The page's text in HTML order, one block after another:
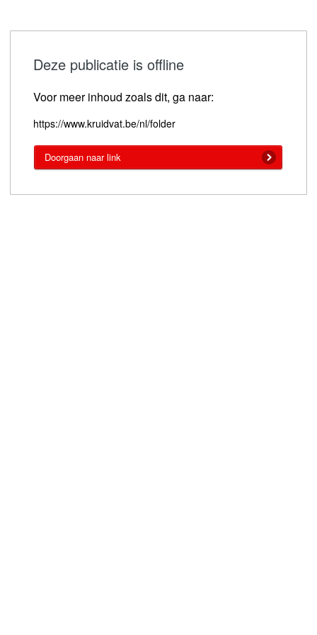
Deze publicatie is offline
Voor meer inhoud zoals dit, ga naar:
https://www.kruidvat.be/nl/folder
Doorgaan naar link